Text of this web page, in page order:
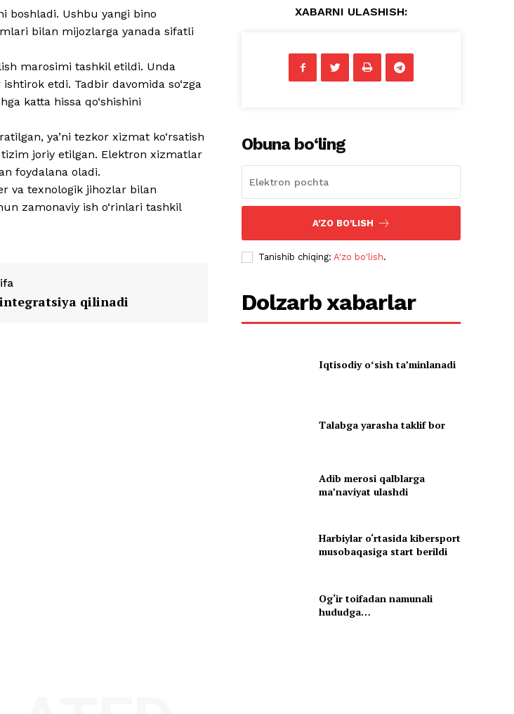
boshladi. Ushbu yangi bino
bilan mijozlarga yanada sifatli
marosimi tashkil etildi. Unda
etdi. Tadbir davomida so‘zga
katta hissa qo‘shishini
ya’ni tezkor xizmat ko‘rsatish
joriy etilgan. Elektron xizmatlar
foydalana oladi.
va texnologik jihozlar bilan
zamonaviy ish o‘rinlari tashkil
qilinadi
XABARNI ULASHISH:
Obuna bo‘ling
A'ZO BO'LISH
Tanishib chiqing:A'zo bo'lish.
Dolzarb xabarlar
Iqtisodiy oʻsish taʼminlanadi
Talabga yarasha taklif bor
Adib merosi qalblarga
maʼnaviyat ulashdi
Harbiylar o‘rtasida kibersport
musobaqasiga start berildi
Og‘ir toifadan namunali
hududga…